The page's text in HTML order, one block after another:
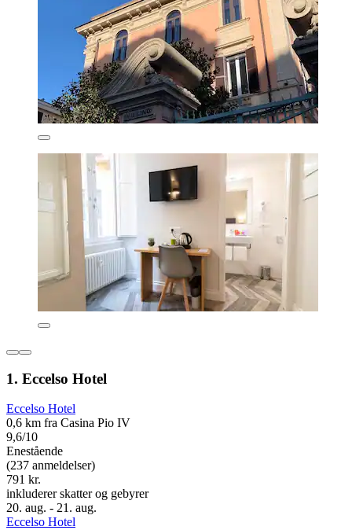
1. Eccelso Hotel
Eccelso Hotel
0,6 km fra Casina Pio IV
9,6/10
Enestående
(237 anmeldelser)
791 kr.
inkluderer skatter og gebyrer
20. aug. - 21. aug.
Eccelso Hotel